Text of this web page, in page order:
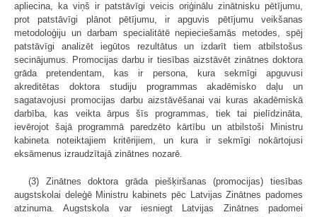
apliecina, ka viņš ir patstāvīgi veicis oriģinālu zinātnisku pētījumu,
prot patstāvīgi plānot pētījumu, ir apguvis pētījumu veikšanas
metodoloģiju un darbam specialitātē nepieciešamās metodes, spēj
patstāvīgi analizēt iegūtos rezultātus un izdarīt tiem atbilstošus
secinājumus. Promocijas darbu ir tiesības aizstāvēt zinātnes doktora
grāda pretendentam, kas ir persona, kura sekmīgi apguvusi
akreditētas doktora studiju programmas akadēmisko daļu un
sagatavojusi promocijas darbu aizstāvēšanai vai kuras akadēmiskā
darbība, kas veikta ārpus šīs programmas, tiek tai pielīdzināta,
ievērojot šajā programmā paredzēto kārtību un atbilstoši Ministru
kabineta noteiktajiem kritērijiem, un kura ir sekmīgi nokārtojusi
eksāmenus izraudzītajā zinātnes nozarē.
(3) Zinātnes doktora grāda piešķiršanas (promocijas) tiesības
augstskolai deleģē Ministru kabinets pēc Latvijas Zinātnes padomes
atzinuma. Augstskola var iesniegt Latvijas Zinātnes padomei